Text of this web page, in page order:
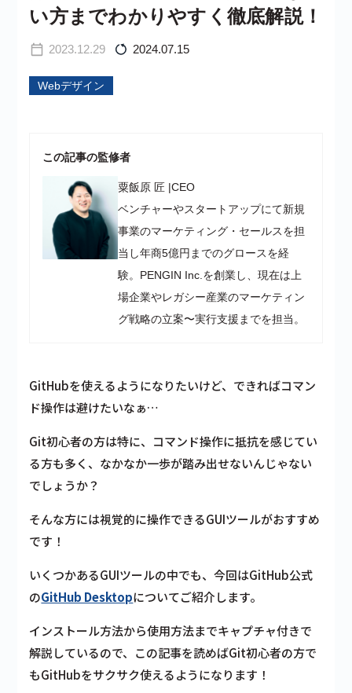
2023.12.29 2024.07.15
Webデザイン
い方までわかりやすく徹底解説！
この記事の監修者
粟飯原 匠 |CEO
ベンチャーやスタートアップにて新規
事業のマーケティング・セールスを担
当し年商5億円までのグロースを経
験。PENGIN Inc.を創業し、現在は上
場企業やレガシー産業のマーケティン
グ戦略の立案〜実行支援までを担当。
GitHubを使えるようになりたいけど、できればコマン
ド操作は避けたいなぁ…
Git初心者の方は特に、コマンド操作に抵抗を感じてい
る方も多く、なかなか一歩が踏み出せないんじゃない
でしょうか？
そんな方には視覚的に操作できるGUIツールがおすすめ
です！
いくつかあるGUIツールの中でも、今回はGitHub公式
のGitHub Desktopについてご紹介します。
インストール方法から使用方法までキャプチャ付きで
解説しているので、この記事を読めばGit初心者の方で
もGitHubをサクサク使えるようになります！